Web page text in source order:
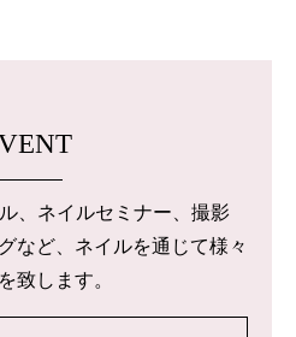
、ネイルセミナー、撮影
など、ネイルを通じて様々
致します。